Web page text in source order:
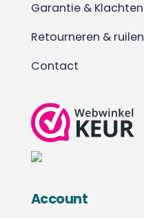
Garantie & Klachten
Retourneren & ruilen
Contact
Account